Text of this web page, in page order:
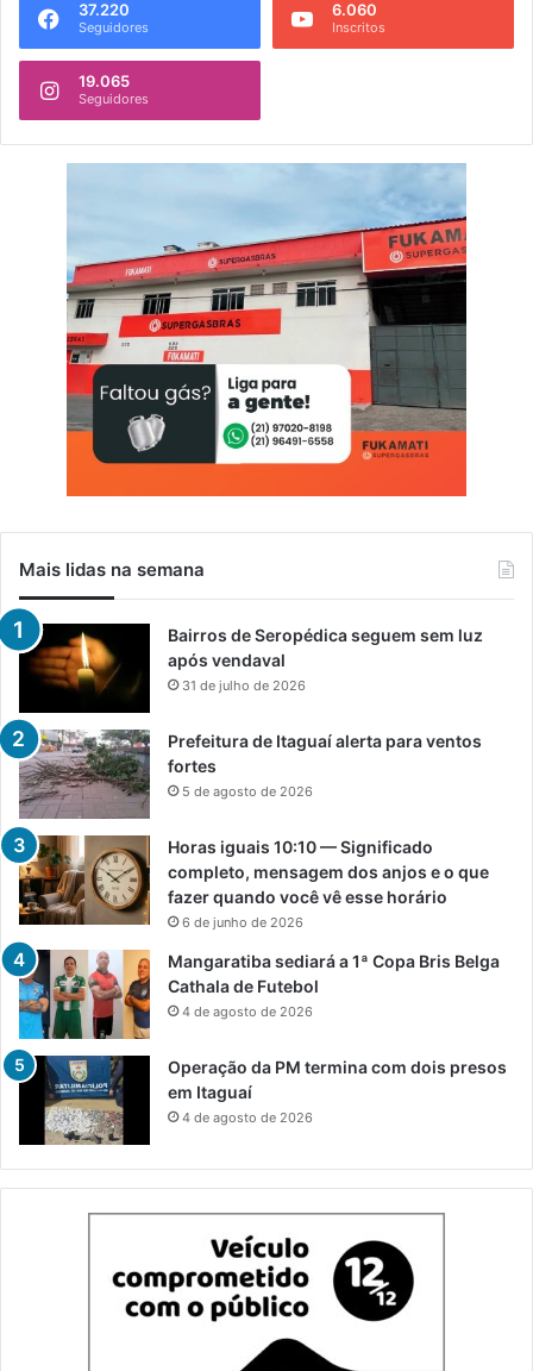
37.220
Seguidores
6.060
Inscritos
19.065
Seguidores
Mais lidas na semana
Bairros de Seropédica seguem sem luz
após vendaval
31 de julho de 2026
Prefeitura de Itaguaí alerta para ventos
fortes
5 de agosto de 2026
Horas iguais 10:10 — Significado
completo, mensagem dos anjos e o que
fazer quando você vê esse horário
6 de junho de 2026
Mangaratiba sediará a 1ª Copa Bris Belga
Cathala de Futebol
4 de agosto de 2026
Operação da PM termina com dois presos
em Itaguaí
4 de agosto de 2026